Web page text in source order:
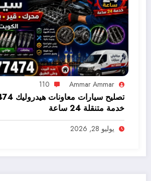
Ammar Ammar
110
تصليح
خدمة متنقلة 24 ساعة
يوليو 28, 2026